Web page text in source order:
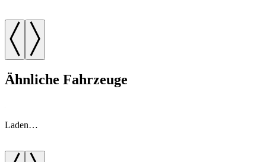
Ähnliche Fahrzeuge
Laden…